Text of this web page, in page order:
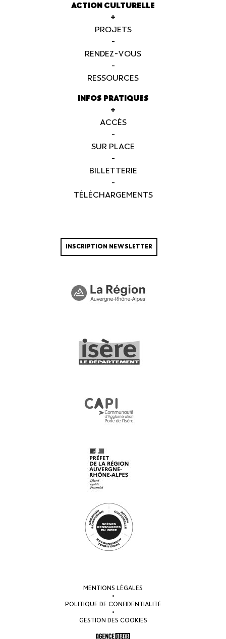
ACTION CULTURELLE
+
PROJETS
-
RENDEZ-VOUS
-
RESSOURCES
INFOS PRATIQUES
+
ACCÈS
-
SUR PLACE
-
BILLETTERIE
-
TÉLÉCHARGEMENTS
INSCRIPTION NEWSLETTER
MENTIONS LÉGALES
•
POLITIQUE DE CONFIDENTIALITÉ
•
GESTION DES COOKIES